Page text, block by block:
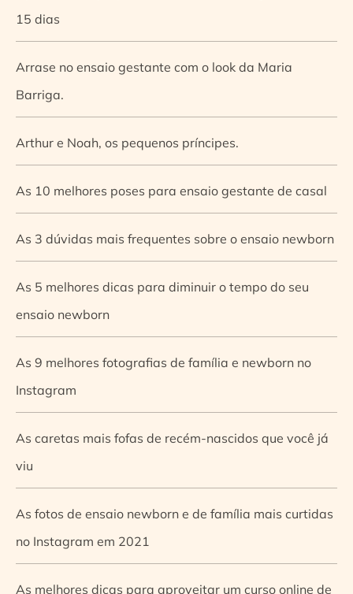
15 dias
Arrase no ensaio gestante com o look da Maria
Barriga.
Arthur e Noah, os pequenos príncipes.
As 10 melhores poses para ensaio gestante de casal
As 3 dúvidas mais frequentes sobre o ensaio newborn
As 5 melhores dicas para diminuir o tempo do seu
ensaio newborn
As 9 melhores fotografias de família e newborn no
Instagram
As caretas mais fofas de recém-nascidos que você já
viu
As fotos de ensaio newborn e de família mais curtidas
no Instagram em 2021
As melhores dicas para aproveitar um curso online de